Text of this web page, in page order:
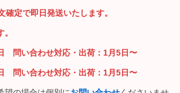
定で即日発送いたします。
問い合わせ対応・出荷：1月5日〜
問い合わせ対応・出荷：1月5日〜